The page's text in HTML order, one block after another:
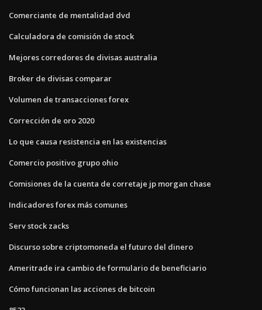
Comerciante de mentalidad dvd
Calculadora de comisión de stock
Mejores corredores de divisas australia
Broker de divisas comparar
Volumen de transacciones forex
Corrección de oro 2020
Lo que causa resistencia en las existencias
Comercio positivo grupo ohio
Comisiones de la cuenta de corretaje jp morgan chase
Indicadores forex más comunes
Serv stock zacks
Discurso sobre criptomoneda el futuro del dinero
Ameritrade ira cambio de formulario de beneficiario
Cómo funcionan las acciones de bitcoin